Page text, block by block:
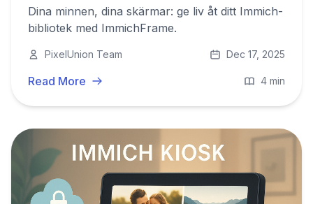
Dina minnen, dina skärmar: ge liv åt ditt Immich-
bibliotek med ImmichFrame.
PixelUnion Team Dec 17, 2025
Read More 4 min